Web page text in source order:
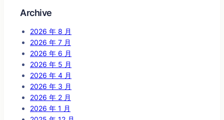
Archive
2026 年 8 月
2026 年 7 月
2026 年 6 月
2026 年 5 月
2026 年 4 月
2026 年 3 月
2026 年 2 月
2026 年 1 月